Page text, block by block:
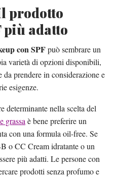
prodotto
più adatto
con SPFpuò sembrare un
varietà di opzioni disponibili,
prendere in considerazione e
esigenze.
determinante nella scelta del
grassa è bene preferire un
con una formula oil-free. Se
o CC Cream idratante o un
più adatti. Le persone con
prodotti senza profumo e